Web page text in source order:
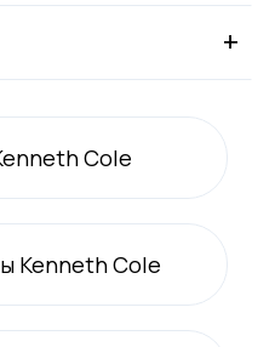
+
Cole
Kenneth Cole